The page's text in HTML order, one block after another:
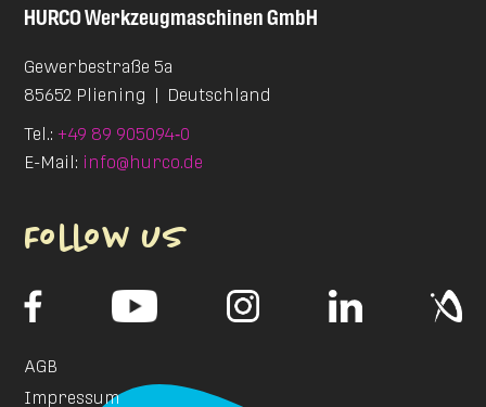
HURCOWerkzeugmaschinen GmbH
Gewerbestraße 5a
85652 Pliening | Deutschland
Tel.: +49 89 905094‑0
E-Mail: info@hurco.de
Follow us
AGB
Impressum